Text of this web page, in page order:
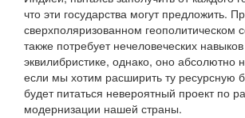
что эти государства могут предложить.
сверхполяризованном геополитическом
также потребует нечеловеческих
эквилибристике, однако, оно абсолютно
если мы хотим расширить ту ресурсную
будет питаться невероятный проект по
модернизации нашей страны.